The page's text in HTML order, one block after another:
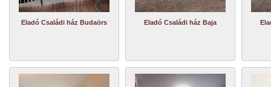
Eladó Családi ház Budaörs Eladó Családi ház Baja